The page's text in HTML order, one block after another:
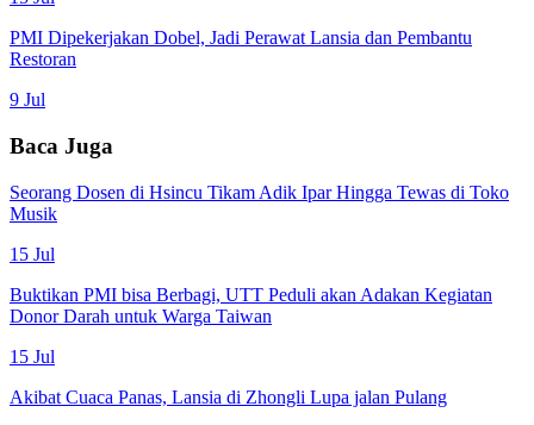
PMI Dipekerjakan Dobel, Jadi Perawat Lansia dan Pembantu
Restoran
9 Jul
Baca Juga
Seorang Dosen di Hsincu Tikam Adik Ipar Hingga Tewas di Toko
Musik
15 Jul
Buktikan PMI bisa Berbagi, UTT Peduli akan Adakan Kegiatan
Donor Darah untuk Warga Taiwan
15 Jul
Akibat Cuaca Panas, Lansia di Zhongli Lupa jalan Pulang